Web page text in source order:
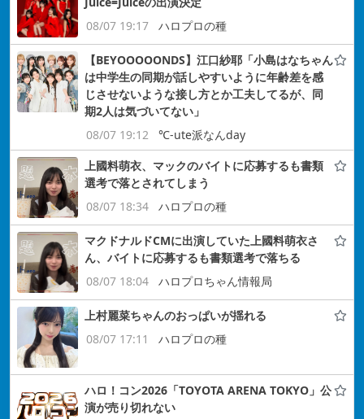
08/07 19:17
ハロプロの種
【BEYOOOOONDS】江口紗耶「小島はなちゃん
は中学生の同期が話しやすいように年齢差を感
じさせないような接し方とか工夫してるが、同
期2人は気づいてない」
08/07 19:12
℃-ute派なんday
上國料萌衣、マックのバイトに応募するも書類
選考で落とされてしまう
08/07 18:34
ハロプロの種
マクドナルドCMに出演していた上國料萌衣さ
ん、バイトに応募するも書類選考で落ちる
08/07 18:04
ハロプロちゃん情報局
上村麗菜ちゃんのおっぱいが揺れる
08/07 17:11
ハロプロの種
ハロ！コン2026「TOYOTA ARENA TOKYO」公
演が売り切れない